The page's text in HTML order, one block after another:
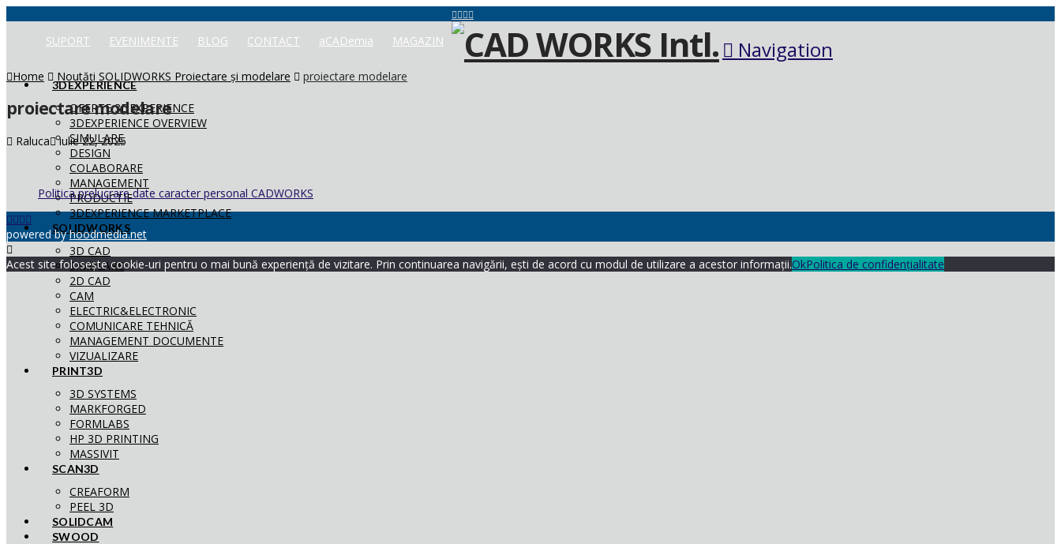
SUPORT EVENIMENTE BLOG CONTACT aCADemia MAGAZIN Navigation
3DEXPERIENCE
OFERTE 3DEXPERIENCE
3DEXPERIENCE OVERVIEW
SIMULARE
DESIGN
COLABORARE
MANAGEMENT
PRODUCTIE
3DEXPERIENCE MARKETPLACE
SOLIDWORKS
3D CAD
SIMULARE
2D CAD
CAM
ELECTRIC&ELECTRONIC
COMUNICARE TEHNICĂ
MANAGEMENT DOCUMENTE
VIZUALIZARE
PRINT3D
3D SYSTEMS
MARKFORGED
FORMLABS
HP 3D PRINTING
MASSIVIT
SCAN3D
CREAFORM
PEEL 3D
SOLIDCAM
SWOOD
Home Noutăți SOLIDWORKS Proiectare și modelare proiectare modelare
proiectare modelare
Raluca iulie 22, 2025
Politica prelucrare date caracter personal CADWORKS
powered byhoodmedia.net
Acest site folosește cookie-uri pentru o mai bună experiență de vizitare. Prin continuarea navigării, ești de acord cu modul de utilizare a acestor informații.OkPolitica de confidențialitate